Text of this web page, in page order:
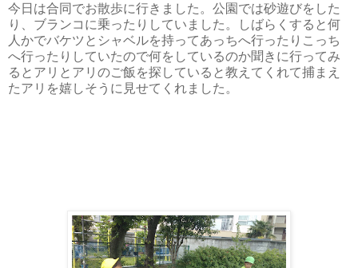
今日は合同でお散歩に行きました。公園では砂遊びをした
り、ブランコに乗ったりしていました。しばらくすると何
人かでバケツとシャベルを持ってあっちへ行ったりこっち
へ行ったりしていたので何をしているのか聞きに行ってみ
るとアリとアリのご飯を探していると教えてくれて捕まえ
たアリを嬉しそうに見せてくれました。